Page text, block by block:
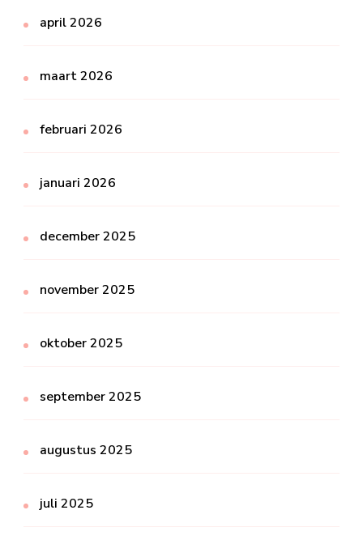
april 2026
maart 2026
februari 2026
januari 2026
december 2025
november 2025
oktober 2025
september 2025
augustus 2025
juli 2025